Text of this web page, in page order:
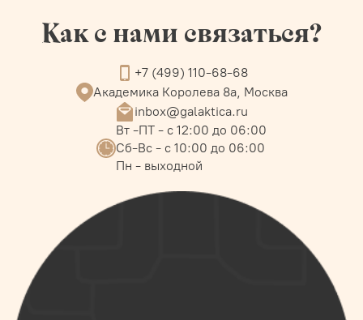
Как с нами связаться?
+7 (499) 110-68-68
Академика Королева 8а, Москва
inbox@galaktica.ru
Вт -ПТ - с 12:00 до 06:00
Сб-Вс - с 10:00 до 06:00
Пн - выходной